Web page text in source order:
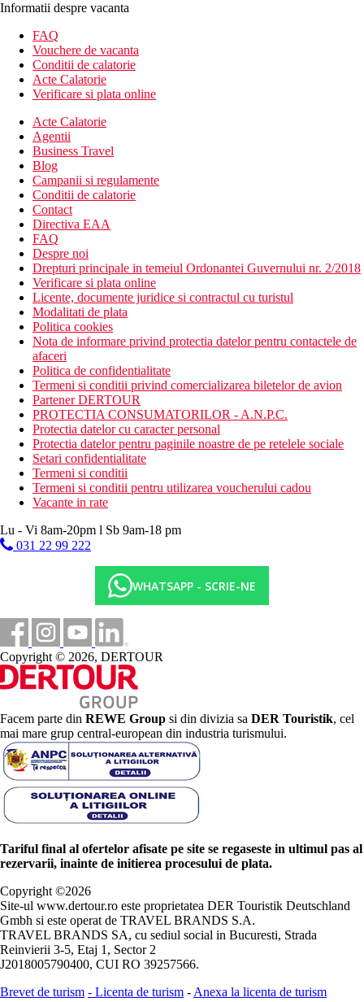
Informatii despre vacanta
FAQ
Vouchere de vacanta
Conditii de calatorie
Acte Calatorie
Verificare si plata online
Acte Calatorie
Agentii
Business Travel
Blog
Campanii si regulamente
Conditii de calatorie
Contact
Directiva EAA
FAQ
Despre noi
Drepturi principale in temeiul Ordonantei Guvernului nr. 2/2018
Verificare si plata online
Licente, documente juridice si contractul cu turistul
Modalitati de plata
Politica cookies
Nota de informare privind protectia datelor pentru contactele de
afaceri
Politica de confidentialitate
Termeni si conditii privind comercializarea biletelor de avion
Partener DERTOUR
PROTECTIA CONSUMATORILOR - A.N.P.C.
Protectia datelor cu caracter personal
Protectia datelor pentru paginile noastre de pe retelele sociale
Setari confidentialitate
Termeni si conditii
Termeni si conditii pentru utilizarea voucherului cadou
Vacante in rate
Lu - Vi 8am-20pm l Sb 9am-18 pm
031 22 99 222
WHATSAPP - SCRIE-NE
Copyright © 2026, DERTOUR
Facem parte din REWE Group si din divizia sa DER Touristik, cel
mai mare grup central-european din industria turismului.
Tariful final al ofertelor afisate pe site se regaseste in ultimul pas al
rezervarii, inainte de initierea procesului de plata.
Copyright ©2026
Site-ul www.dertour.ro este proprietatea DER Touristik Deutschland
Gmbh si este operat de TRAVEL BRANDS S.A.
TRAVEL BRANDS SA, cu sediul social in Bucuresti, Strada
Reinvierii 3-5, Etaj 1, Sector 2
J2018005790400, CUI RO 39257566.
Brevet de turism - Licenta de turism - Anexa la licenta de turism